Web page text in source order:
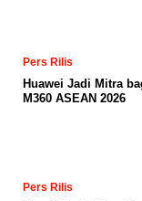
Pers Rilis
Huawei Jadi Mitra
M360 ASEAN 2026
Pers Rilis